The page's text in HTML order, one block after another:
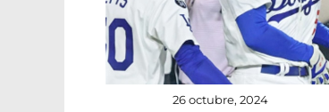
26 octubre, 2024